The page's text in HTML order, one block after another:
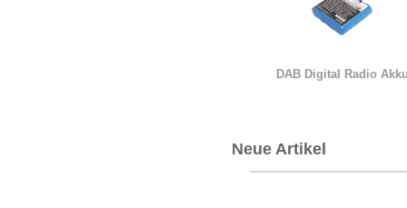
DAB Digital Radio
Neue Artikel